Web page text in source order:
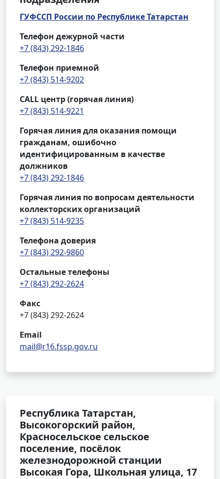
ГУФССП России по Республике Татарстан
Телефон дежурной части
+7 (843) 292-1846
Телефон приемной
+7 (843) 514-9202
CALL центр (горячая линия)
+7 (843) 514-9221
Горячая линия для оказания помощи
гражданам, ошибочно
идентифицированным в качестве
должников
+7 (843) 292-1846
Горячая линия по вопросам деятельности
коллекторских организаций
+7 (843) 514-9235
Телефона доверия
+7 (843) 292-9860
Остальные телефоны
+7 (843) 292-2624
Факс
+7 (843) 292-2624
Email
mail@r16.fssp.gov.ru
Республика Татарстан,
Высокогорский район,
Красносельское сельское
поселение, посёлок
железнодорожной станции
Высокая Гора, Школьная улица, 17